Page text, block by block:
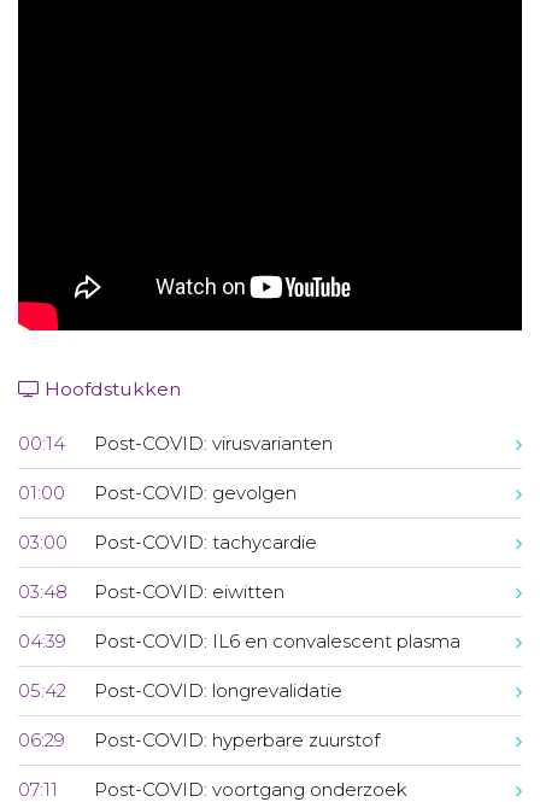
Hoofdstukken
00:14 Post-COVID: virusvarianten
01:00 Post-COVID: gevolgen
03:00 Post-COVID: tachycardie
03:48 Post-COVID: eiwitten
04:39 Post-COVID: IL6 en convalescent plasma
05:42 Post-COVID: longrevalidatie
06:29 Post-COVID: hyperbare zuurstof
07:11 Post-COVID: voortgang onderzoek